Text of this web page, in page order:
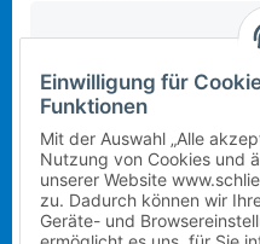
In dieser Schule stehen
zur Verfügung. Bitte
aninfo@mietra.de.
Mietbeginn wählen
Klasse wählen
Bitte wählen Sie die
Einwilligung für
Funktionen
Mit der Auswahl „Alle
Nutzung von Cookies und
unserer Website
zu. Dadurch können wir
Geräte- und